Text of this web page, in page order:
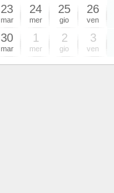
23
mar
24
mer
25
gio
26
ven
30
mar
1
mer
2
gio
3
ven